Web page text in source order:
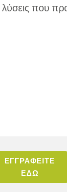
λύσεις που
ΕΓΓΡΑΦΕΙΤΕ
ΕΔΩ